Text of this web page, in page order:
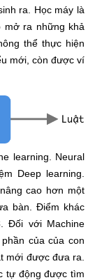
ra. Học máy là
mở ra những khả
thể thực hiện
mới, còn được ví
learning. Neural
Deep learning.
cao hơn một
bàn. Điểm khác
Đối với Machine
của của con
mới được đưa ra.
tự động được tìm